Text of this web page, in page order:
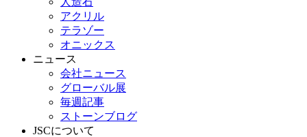
アクリル
テラゾー
オニックス
ニュース
会社ニュース
グローバル展
毎週記事
ストーンブログ
JSCについて